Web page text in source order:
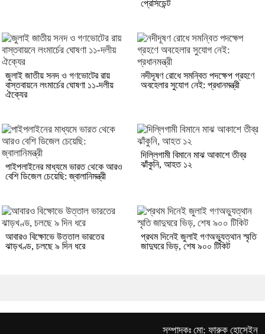
প্রেসিডেন্ট
জুলাই জাতীয় সনদ ও গণভোটের রায়
বাস্তবায়নে লংমার্চের ঘোষণা ১১-দলীয়
ঐক্যের
নদীদূষণ রোধে সমন্বিত পদক্ষেপ গ্রহণে
অবহেলার সুযোগ নেই: প্রধানমন্ত্রী
পাইপলাইনের মাধ্যমে ভারত থেকে আরও
বেশি ডিজেল চেয়েছি: জ্বালানিমন্ত্রী
দিল্লিগামী বিমানে মাঝ আকাশে তীব্র
ঝাঁকুনি, আহত ১২
আবারও বিক্ষোভে উত্তাল ভারতের
ঝাড়খণ্ড, চলছে ৯ দিন ধরে
প্রথম দিনেই জুলাই গণঅভ্যুত্থান স্মৃতি
জাদুঘরে ভিড়, শেষ ৯০০ টিকিট
সম্পাদকঃ মো: ফারুক হোসেইন